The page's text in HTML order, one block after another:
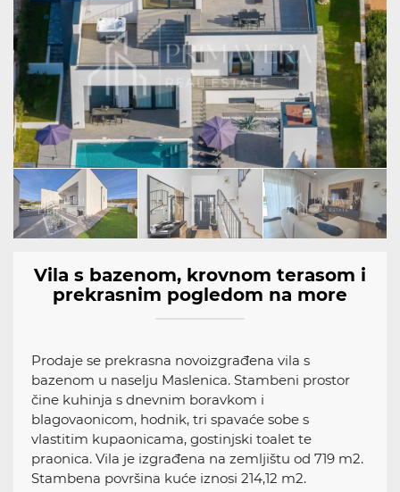
Vila s bazenom, krovnom terasom i
prekrasnim pogledom na more
Prodaje se prekrasna novoizgrađena vila s
bazenom u naselju Maslenica. Stambeni prostor
čine kuhinja s dnevnim boravkom i
blagovaonicom, hodnik, tri spavaće sobe s
vlastitim kupaonicama, gostinjski toalet te
praonica. Vila je izgrađena na zemljištu od 719 m2.
Stambena površina kuće iznosi 214,12 m2.